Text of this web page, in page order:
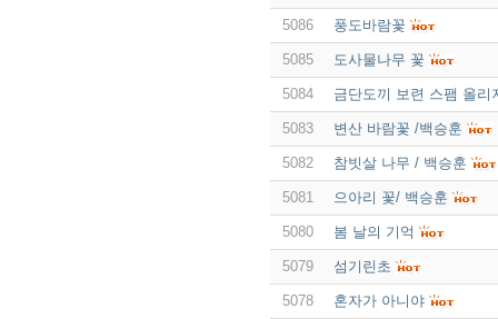
5086 풍도바람꽃
5085 도사물나무 꽃
5084 금단도끼 보련 스팸 올리
5083 변산 바람꽃 /백승훈
5082 참빗살 나무 / 백승훈
5081 으아리 꽃/ 백승훈
5080 봄 날의 기억
5079 섬기린초
5078 혼자가 아니야